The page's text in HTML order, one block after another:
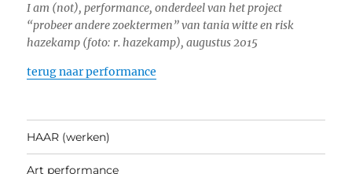
I am (not), performance, onderdeel van het project
“probeer andere zoektermen” van tania witte en risk
hazekamp (foto: r. hazekamp), augustus 2015
terug naar performance
HAAR (werken)
Art performance